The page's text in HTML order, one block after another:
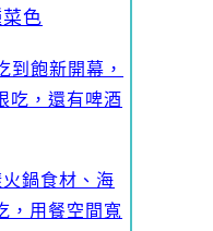
色
到飽新開幕，
吃，還有啤酒
鍋食材、海
，用餐空間寬